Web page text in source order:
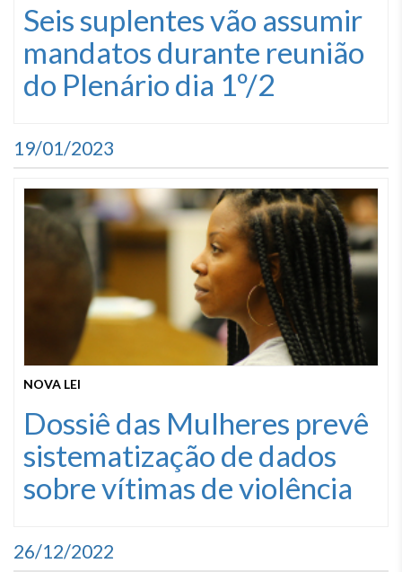
Seis suplentes vão assumir
mandatos durante reunião
do Plenário dia 1º/2
19/01/2023
NOVA LEI
Dossiê das Mulheres prevê
sistematização de dados
sobre vítimas de violência
26/12/2022